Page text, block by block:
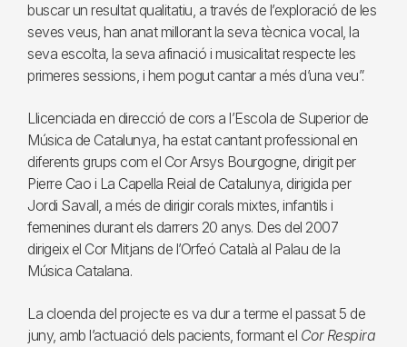
buscar un resultat qualitatiu, a través de l’exploració de les
seves veus, han anat millorant la seva tècnica vocal, la
seva escolta, la seva afinació i musicalitat respecte les
primeres sessions, i hem pogut cantar a més d’una veu”.
Llicenciada en direcció de cors a l’Escola de Superior de
Música de Catalunya, ha estat cantant professional en
diferents grups com el Cor Arsys Bourgogne, dirigit per
Pierre Cao i La Capella Reial de Catalunya, dirigida per
Jordi Savall, a més de dirigir corals mixtes, infantils i
femenines durant els darrers 20 anys. Des del 2007
dirigeix el Cor Mitjans de l’Orfeó Català al Palau de la
Música Catalana.
La cloenda del projecte es va dur a terme el passat 5 de
juny, amb l’actuació dels pacients, formant el Cor Respira